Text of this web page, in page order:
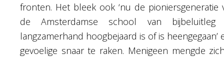
fronten. Het bleek ook ‘nu de pioniersgeneratie
de Amsterdamse school van bijbeluitleg
langzamerhand hoogbejaard is of is heengegaan’
gevoelige snaar te raken. Menigeen mengde